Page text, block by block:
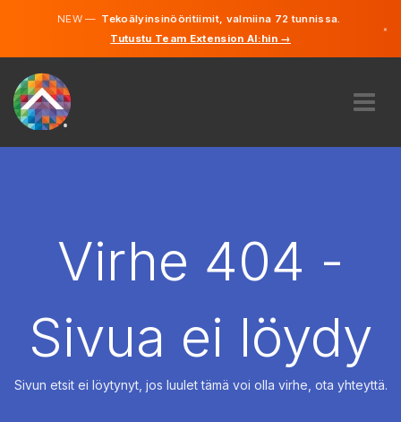
NEW —Tekoälyinsinööritiimit, valmiina 72 tunnissa.
Tutustu Team Extension AI:hin →
×
VUOKRAUS
Saksa
Englanti
Virhe 404 -
Sivua ei löydy
Sivun etsit ei löytynyt, jos luulet tämä voi olla virhe, ota yhteyttä.